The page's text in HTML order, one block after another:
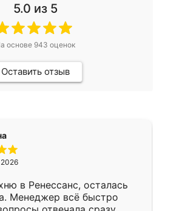
5.0 из 5
основе 943 оценок
Оставить отзыв
в Ренессанс, осталась
Менеджер всё быстро